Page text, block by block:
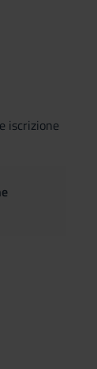
iscrizione